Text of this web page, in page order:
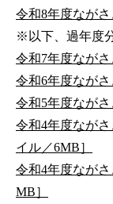
令和8年度なが
※以下、過年度
令和7年度ながさ
令和6年度ながさ
令和5年度ながさ
令和4年度なが
イル／6MB］
令和4年度なが
MB］